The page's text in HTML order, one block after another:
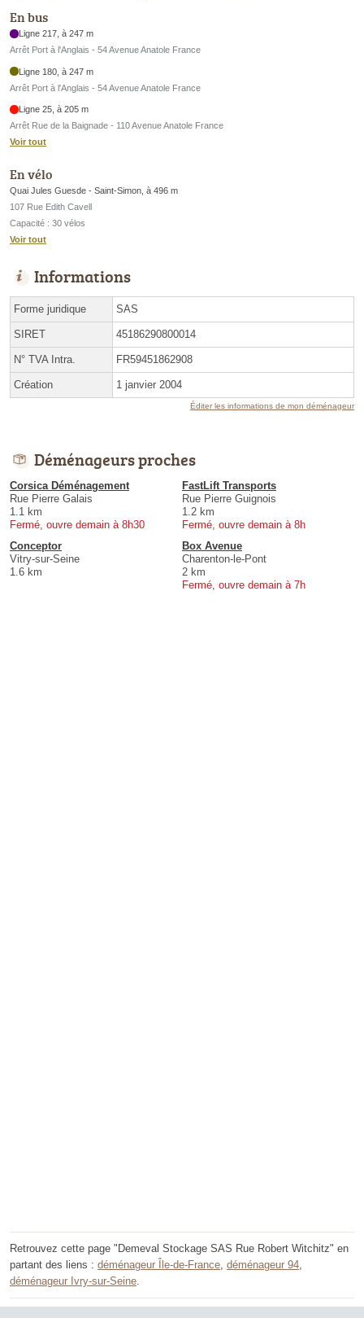
En bus
Ligne 217, à 247 m
Arrêt Port à l'Anglais - 54 Avenue Anatole France
Ligne 180, à 247 m
Arrêt Port à l'Anglais - 54 Avenue Anatole France
Ligne 25, à 205 m
Arrêt Rue de la Baignade - 110 Avenue Anatole France
Voir tout
En vélo
Quai Jules Guesde - Saint-Simon, à 496 m
107 Rue Edith Cavell
Capacité : 30 vélos
Voir tout
Informations
Forme juridique SAS
SIRET 45186290800014
N° TVA Intra. FR59451862908
Création 1 janvier 2004
Éditer les informations de mon déménageur
Déménageurs proches
Corsica Déménagement
Rue Pierre Galais
1.1 km
Fermé, ouvre demain à 8h30
FastLift Transports
Rue Pierre Guignois
1.2 km
Fermé, ouvre demain à 8h
Conceptor
Vitry-sur-Seine
1.6 km
Box Avenue
Charenton-le-Pont
2 km
Fermé, ouvre demain à 7h
Retrouvez cette page "Demeval Stockage SAS Rue Robert Witchitz" en
partant des liens : déménageur Île-de-France déménageur 94
déménageur Ivry-sur-Seine